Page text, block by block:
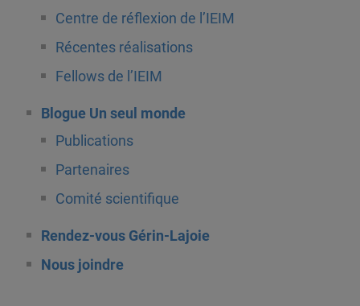
Centre de réflexion de l’IEIM
Récentes réalisations
Fellows de l’IEIM
Blogue Un seul monde
Publications
Partenaires
Comité scientifique
Rendez-vous Gérin-Lajoie
Nous joindre